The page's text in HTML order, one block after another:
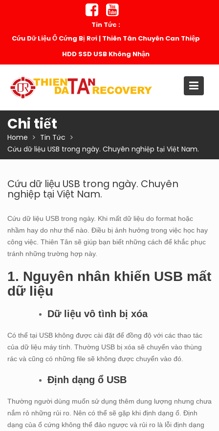
Tin Tức :
Cứu Dữ Liệu Ổ Cứng Bị Rơi | Thiên Tân Chuyên Can Thiệp
HDD SSD USB Không Nhận
Chi tiết
Home
Tin Tức
Cứu dữ liệu USB trong ngày. Chuyên nghiệp tại Việt Nam.
Cứu dữ liệu USB trong ngày. Chuyên
nghiệp tại Việt Nam.
Cứu dữ liệu USB trong ngày. Khi mất dữ liệu do format hoặc
nhầm hay do như thế nào. Điều bị ảnh hưởng trong việc học hay
công việc. Thiên Tân sẽ giúp bạn biết những cách để khắc phục
tránh những trường hợp này.
1. Nguyên nhân khiến USB mất
dữ liệu
Dữ liệu vô tình bị xóa
Có thể tại USB không được cài đặt để đồng độ với các thao tác
của dữ liệu máy tính. Thường USB bị xóa sẽ chuyển vào thùng
rác và cũng có những file sẽ không được chuyển vào đó.
Định dạng ổ USB
Thường người dùng muốn sử dụng thêm dung lượng nhưng chưa
nắm rỏ những rủi ro. Nên có thể sẽ gặp khi định dạng ổ. Định
dạng của ổ cứng không thể đảo ngược và rủi ro là lỗi định dạng